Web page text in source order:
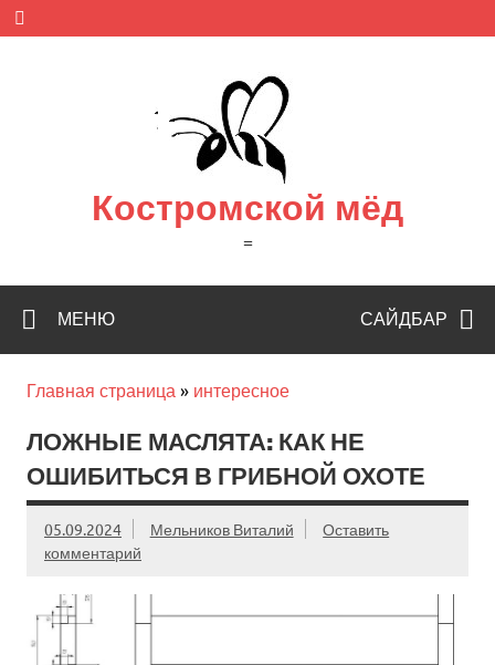
Skip
content
Костромской мёд
=
САЙДБАР
МЕНЮ
Главная страница » интересное
ЛОЖНЫЕ МАСЛЯТА: КАК НЕ
ОШИБИТЬСЯ В ГРИБНОЙ ОХОТЕ
05.09.2024 Мельников Виталий
Оставить
комментарий